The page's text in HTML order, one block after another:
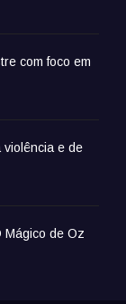
com foco em
violência e de
Mágico de Oz